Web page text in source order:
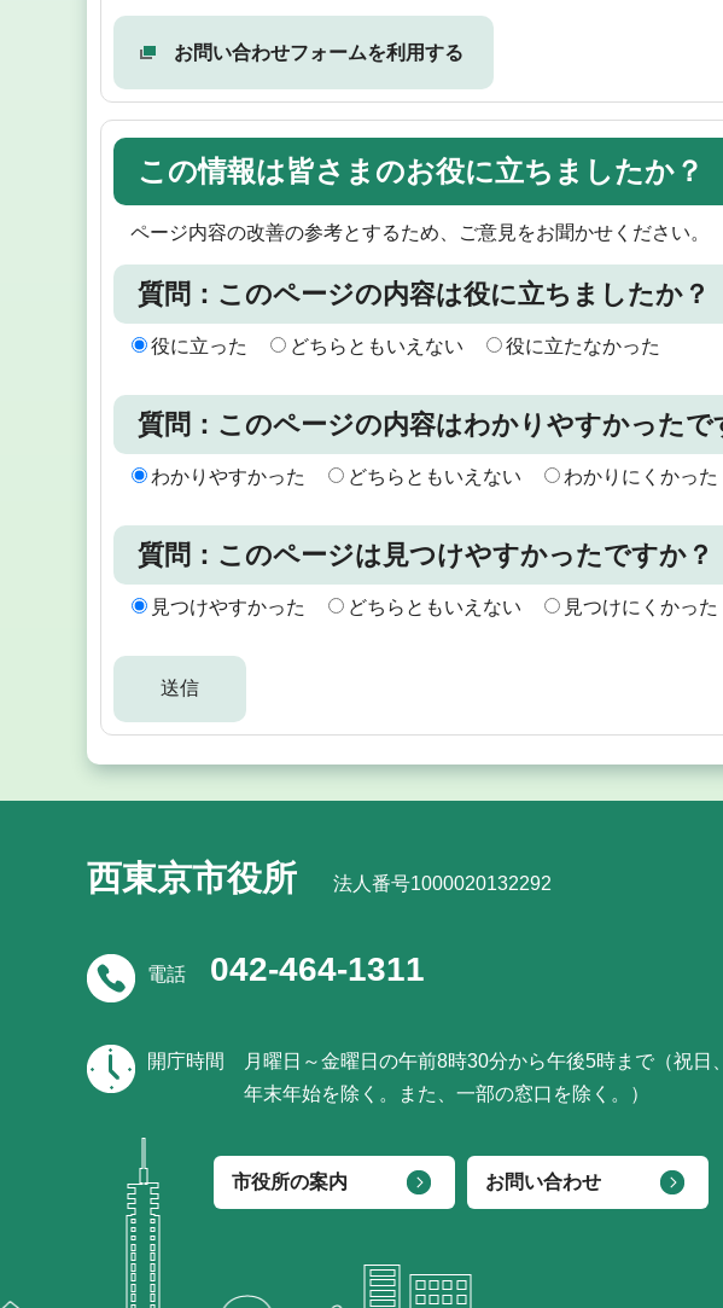
お問い合わせフォームを利用する
この情報は皆さまのお役に立ちましたか？
ページ内容の改善の参考とするため、ご意見をお聞かせください。
質問：このページの内容は役に立ちましたか？
役に立った どちらともいえない 役に立たなかった
質問：このページの内容はわかりやすかったで
わかりやすかった どちらともいえない わかりにくかった
質問：このページは見つけやすかったですか？
見つけやすかった どちらともいえない 見つけにくかった
西東京市役所 法人番号1000020132292
電話 042-464-1311
開庁時間
月曜日～金曜日の午前8時30分から午後5時まで（祝日、
年末年始を除く。また、一部の窓口を除く。）
市役所の案内 お問い合わせ